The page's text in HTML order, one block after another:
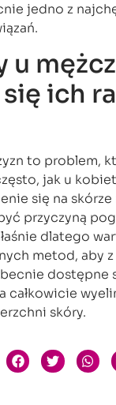
jedno z
u
ich
to problem,
jak u
się na
przyczyną
dlatego
metod, aby
dostępne
całkowicie
skóry.